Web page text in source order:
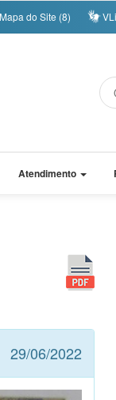
Mapa do Site (8)
Atendimento
29/06/2022